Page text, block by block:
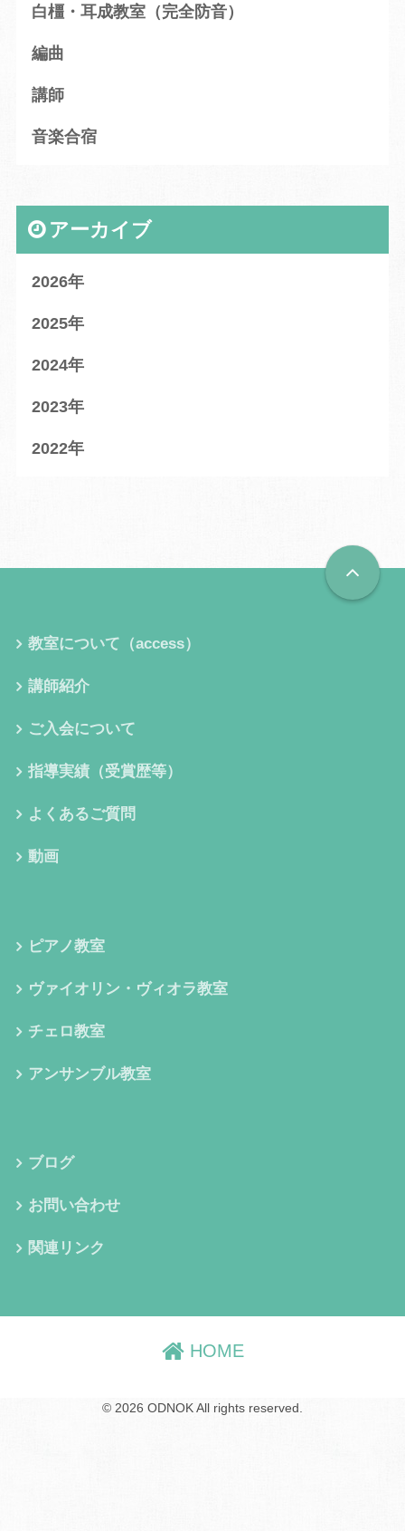
白橿・耳成教室（完全防音）
編曲
講師
音楽合宿
アーカイブ
2026
2025
2024
2023
2022
教室について（access）
講師紹介
ご入会について
指導実績（受賞歴等）
よくあるご質問
動画
ピアノ教室
ヴァイオリン・ヴィオラ教室
チェロ教室
アンサンブル教室
ブログ
お問い合わせ
関連リンク
HOME
© 2026 ODNOK All rights reserved.